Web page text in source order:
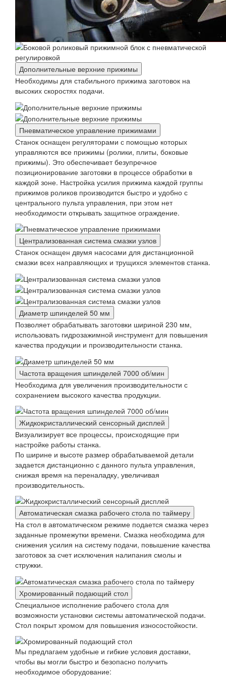
Дополнительные верхние прижимы
Необходимы для стабильного прижима заготовок на
высоких скоростях подачи.
Пневматическое управление прижимами
Станок оснащен регуляторами с помощью которых
управляются все прижимы (ролики, плиты, боковые
прижимы). Это обеспечивает безупречное
позиционирование заготовки в процессе обработки в
каждой зоне. Настройка усилия прижима каждой группы
прижимов роликов производится быстро и удобно с
центрального пульта управления, при этом нет
необходимости открывать защитное ограждение.
Централизованная система смазки узлов
Станок оснащен двумя насосами для дистанционной
смазки всех направляющих и трущихся элементов станка.
Диаметр шпинделей 50 мм
Позволяет обрабатывать заготовки шириной 230 мм,
использовать гидрозажимной инструмент для повышения
качества продукции и производительности станка.
Частота вращения шпинделей 7000 об/мин
Необходима для увеличения производительности с
сохранением высокого качества продукции.
Жидкокристаллический сенсорный дисплей
Визуализирует все процессы, происходящие при
настройке работы станка.
По ширине и высоте размер обрабатываемой детали
задается дистанционно с данного пульта управления,
снижая время на переналадку, увеличивая
производительность.
Автоматическая смазка рабочего стола по таймеру
На стол в автоматическом режиме подается смазка через
заданные промежутки времени. Смазка необходима для
снижения усилия на систему подачи, повышение качества
заготовок за счет исключения налипания смолы и
стружки.
Хромированный подающий стол
Специальное исполнение рабочего стола для
возможности установки системы автоматической подачи.
Стол покрыт хромом для повышения износостойкости.
Мы предлагаем удобные и гибкие условия доставки,
чтобы вы могли быстро и безопасно получить
необходимое оборудование: